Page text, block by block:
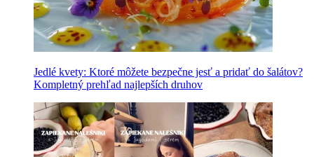
Jedlé kvety: Ktoré môžete bezpečne jesť a pridať do šalátov?
Kompletný prehľad najlepších druhov